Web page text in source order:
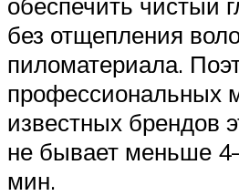
без отщепления
пиломатериала.
профессиональных
известных брендов
не бывает меньше
мин.